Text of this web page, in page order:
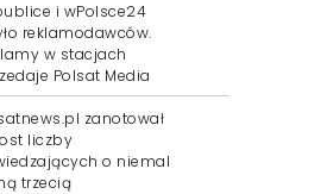
i wPolsce24
reklamodawców.
w stacjach
Polsat Media
zanotował
liczby
o niemal
trzecią